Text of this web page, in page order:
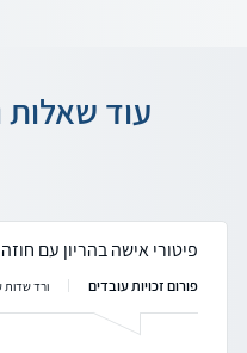
עוד שאלות
פיטורי אישה בהריון עם
פורום זכויות עובדים ורד שדות